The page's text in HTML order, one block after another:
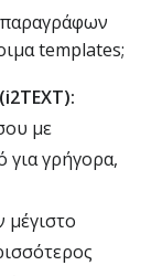
παραγράφων
templates;
με
για γρήγορα,
μέγιστο